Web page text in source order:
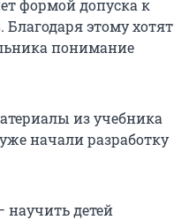
формой допуска к
Благодаря этому хотят
понимание
из учебника
начали разработку
детей